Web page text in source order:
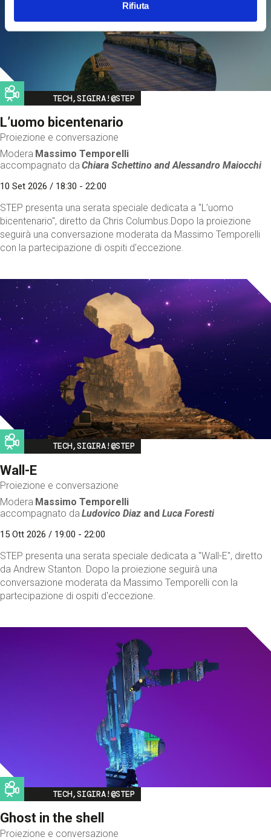
Rifiuta
Image
TECH,SIGIRA!@STEP
L’uomo bicentenario
Proiezione e conversazione
Modera Massimo Temporelli
accompagnato da Chiara Schettino andAlessandro Maiocchi
10 Set 2026 / 18:30 - 22:00
STEP presenta una serata speciale dedicata a "L’uomo
bicentenario", diretto da Chris Columbus.Dopo la proiezione
seguirà una conversazione moderata da Massimo Temporelli
con la partecipazione di ospiti d'eccezione.
Image
TECH,SIGIRA!@STEP
Wall-E
Proiezione e conversazione
Modera Massimo Temporelli
accompagnato da Ludovico Diaz andLuca Foresti
15 Ott 2026 / 19:00 - 22:00
STEP presenta una serata speciale dedicata a "Wall-E", diretto
da Andrew Stanton. Dopo la proiezione seguirà una
conversazione moderata da Massimo Temporelli con la
partecipazione di ospiti d'eccezione.
Image
TECH,SIGIRA!@STEP
Ghost in the shell
Proiezione e conversazione